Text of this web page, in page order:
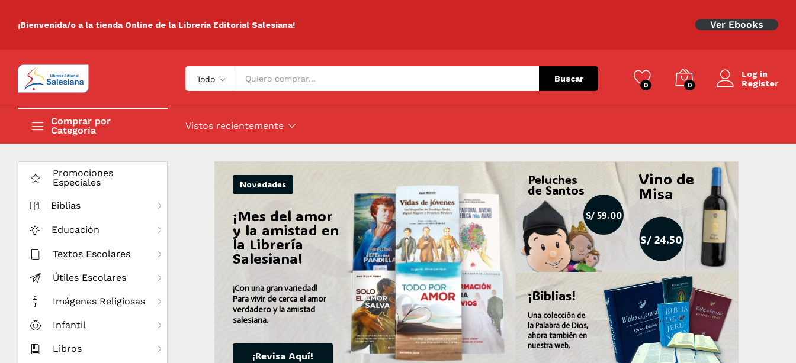
¡Bienvenida/o a la tienda Online de la Librería Editorial Salesiana! Ver Ebooks
Todo Buscar
0 0
Log in
Register
Comprar por
Categoría
Promociones
Especiales
Biblias
Educación
Textos Escolares
Útiles Escolares
Imágenes Religiosas
Infantil
Libros
Vistos recientemente
Novedades
¡Mes del amor
y la amistad en
la Librería
Salesiana!
¡Con una gran variedad!
Para vivir de cerca el amor
verdadero y la amistad
salesiana.
¡Revisa Aquí!
Peluches
de Santos
S/ 59.00
Vino de
Misa
S/ 24.50
¡Biblias!
Una colección de
la Palabra de Dios,
ahora también en
nuestra web.